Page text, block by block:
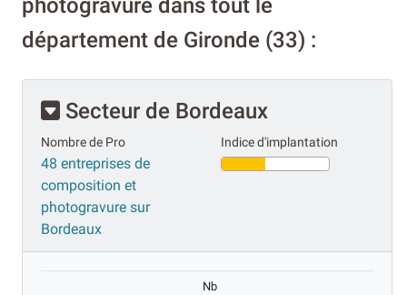
photogravure dans tout le
département de Gironde (33) :
Secteur de Bordeaux
Nombre de Pro
48 entreprises de
composition et
photogravure sur
Bordeaux
Indice d'implantation
Nb